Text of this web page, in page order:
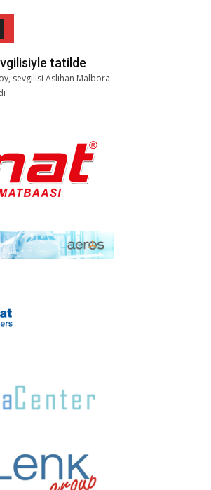
tatilde
sevgilisi Aslıhan Malbora